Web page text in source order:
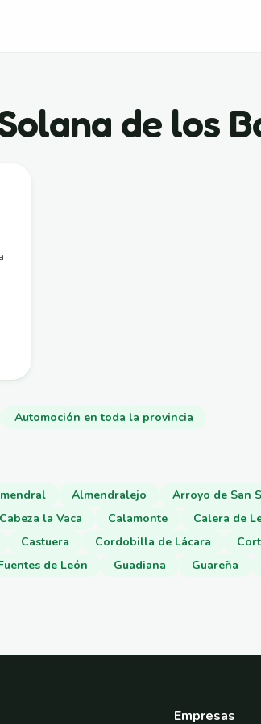
de los
Automoción en toda la provincia
Almendralejo Arroyo de San
Cabeza la Vaca Calamonte Calera de
Castuera Cordobilla de Lácara
de León Guadiana Guareña
Empresas